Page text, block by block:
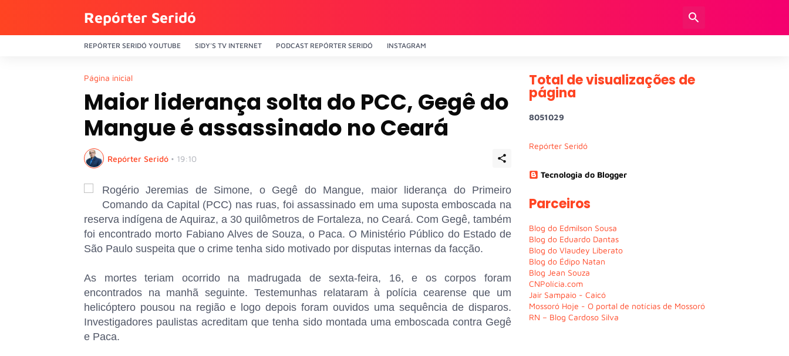
Repórter Seridó
REPÓRTER SERIDÓ YOUTUBE SIDY'S TV INTERNET PODCAST REPÓRTER SERIDÓ INSTAGRAM
Página inicial
Maior liderança solta do PCC, Gegê do
Mangue é assassinado no Ceará
Repórter Seridó • 19:10
Rogério Jeremias de Simone, o Gegê do Mangue, maior liderança do Primeiro
Comando da Capital (PCC) nas ruas, foi assassinado em uma suposta emboscada na
reserva indígena de Aquiraz, a 30 quilômetros de Fortaleza, no Ceará. Com Gegê, também
foi encontrado morto Fabiano Alves de Souza, o Paca. O Ministério Público do Estado de
São Paulo suspeita que o crime tenha sido motivado por disputas internas da facção.
As mortes teriam ocorrido na madrugada de sexta-feira, 16, e os corpos foram
encontrados na manhã seguinte. Testemunhas relataram à polícia cearense que um
helicóptero pousou na região e logo depois foram ouvidos uma sequência de disparos.
Investigadores paulistas acreditam que tenha sido montada uma emboscada contra Gegê
e Paca.
Total de visualizações de
página
8051029
Repórter Seridó
Tecnologia do Blogger
Parceiros
Blog do Edmilson Sousa
Blog do Eduardo Dantas
Blog do Vlaudey Liberato
Blog do Édipo Natan
Blog Jean Souza
CNPolícia.com
Jair Sampaio - Caicó
Mossoró Hoje - O portal de notícias de Mossoró
RN – Blog Cardoso Silva